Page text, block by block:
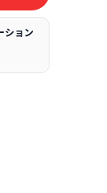
ション